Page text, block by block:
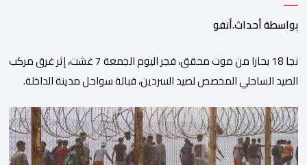
بواسطة أحداث.أنفو
نجا 18 بحارا من موت محقق، فجر اليوم الجمعة 7 غشت، إثر غرق مركب
الصيد الساحلي المخصص لصيد السردين، قبالة سواحل مدينة الداخلة.
كبيرة من المياه إلى داخل المركب أثناء مزاولته نشاط الصيد البحري، قبل
أن تتفاقم الوضعية وينتهي الأمر بغرقه، ما استنفر عدداً من مراكب […]